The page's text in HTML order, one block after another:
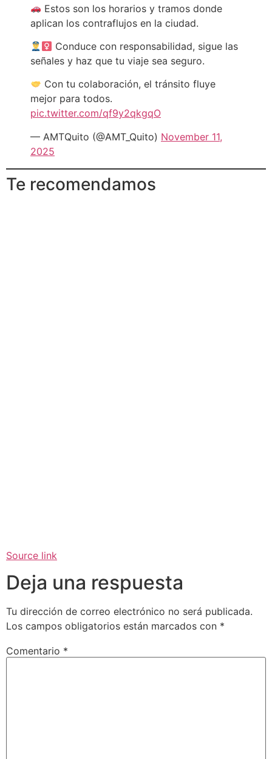
Estos son los horarios y tramos donde
aplican los contraflujos en la ciudad.
Conduce con responsabilidad, sigue las
señales y haz que tu viaje sea seguro.
Con tu colaboración, el tránsito fluye
mejor para todos.
pic.twitter.com/qf9y2qkgqO
— AMTQuito (@AMT_Quito) November 11,
2025
Te recomendamos
Source link
Deja una respuesta
Tu dirección de correo electrónico no será publicada.
Los campos obligatorios están marcados con *
Comentario *